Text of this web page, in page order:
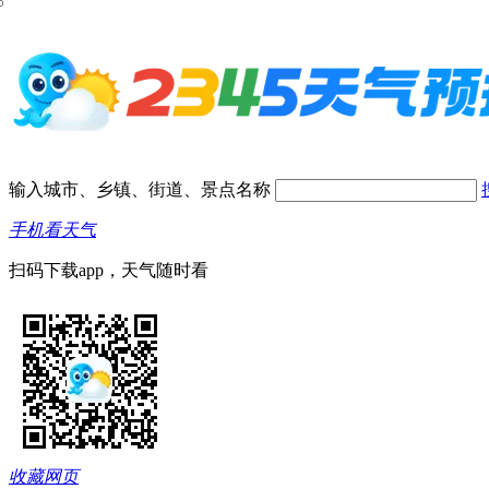
输入城市、乡镇、街道、景点名称
手机看天气
扫码下载app，天气随时看
收藏网页